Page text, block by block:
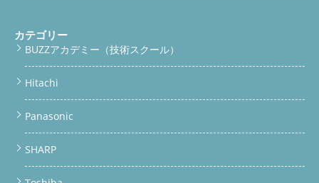
padding: 28px 22px; margin-top: 40px; font-size: 13px; line-
height: 1.8; } .article-footer h4 { color: #fff; font-size: 16px;
margin-bottom: 12px; } /* === SCHEMA / STRUCTURED DATA
NOTE === */ .schema-note { display: none; } @media (max-
width: 480px) { .badge-grid { grid-template-columns: 1fr 1fr; }
.hero { padding: 28px 16px 24px; } }
実録・整備レポート リサ
イクルショップ仕入れのSHARP ES-W113、ヒートポンプ内部ま
で完全整備してみた 「乾燥できない」「臭い」の本当の原因は
ここにある。ドラム洗濯機の中古販売・買取・分解整備は BUZZ
カテゴリー
BUZZアカデミー（技術スクール）
Hitachi
Panasonic
SHARP